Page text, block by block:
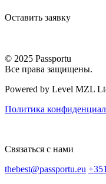
Оставить заявку
© 2025 Passportu
Все права защищены.
Powered by Level MZL
Политика
Связаться с нами
thebest@passportu.eu